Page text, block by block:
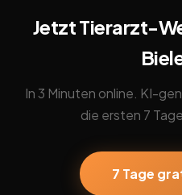
Jetzt Tierarzt-
In 3 Minuten online. KI-
die ersten 7
7 Tage